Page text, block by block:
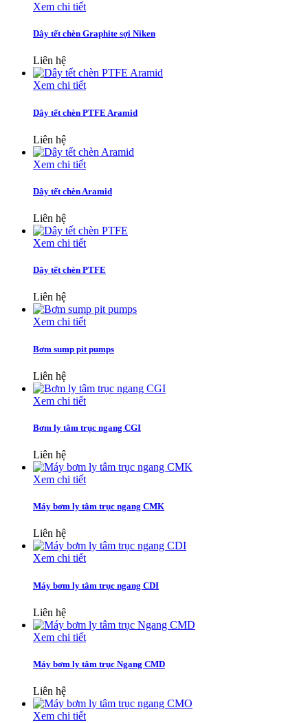
Xem chi tiết
Dây tết chèn Graphite sợi Niken
Liên hệ
Xem chi tiết
Dây tết chèn PTFE Aramid
Liên hệ
Xem chi tiết
Dây tết chèn Aramid
Liên hệ
Xem chi tiết
Dây tết chèn PTFE
Liên hệ
Xem chi tiết
Bơm sump pit pumps
Liên hệ
Xem chi tiết
Bơm ly tâm trục ngang CGI
Liên hệ
Xem chi tiết
Máy bơm ly tâm trục ngang CMK
Liên hệ
Xem chi tiết
Máy bơm ly tâm trục ngang CDI
Liên hệ
Xem chi tiết
Máy bơm ly tâm trục Ngang CMD
Liên hệ
Xem chi tiết